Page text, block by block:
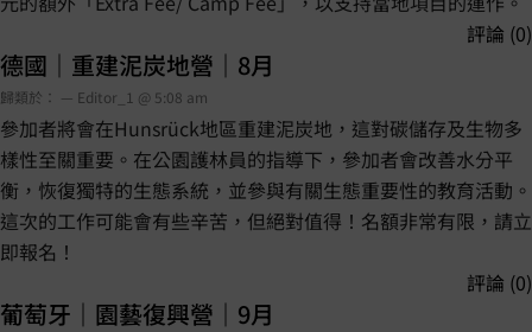
評論 (0)
德國｜重建泥炭地營｜8月
歸類於： — Editor_1 @ 5:08 am
參加者將會在Hunsrück地區重建泥炭地，這對碳儲存及生物多
樣性至關重要。在公園護林員的指導下，參加者會改善水分平
衡，恢復獨特的生態系統，並參與有關生態重要性的教育活動。
這次的工作可能會有些辛苦，但絕對值得！名額非常有限，請立
即報名！
評論 (0)
葡萄牙｜園藝復興營｜9月